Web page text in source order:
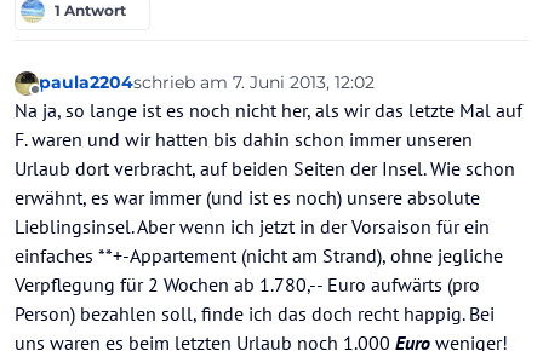
1 Antwort
Offline
paula2204schrieb am 7. Juni 2013, 12:02
zuletzt editiert von
Na ja, so lange ist es noch nicht her, als wir das letzte Mal auf
F. waren und wir hatten bis dahin schon immer unseren
Urlaub dort verbracht, auf beiden Seiten der Insel. Wie schon
erwähnt, es war immer (und ist es noch) unsere absolute
Lieblingsinsel. Aber wenn ich jetzt in der Vorsaison für ein
einfaches **+-Appartement (nicht am Strand), ohne jegliche
Verpflegung für 2 Wochen ab 1.780,-- Euro aufwärts (pro
Person) bezahlen soll, finde ich das doch recht happig. Bei
uns waren es beim letzten Urlaub noch 1.000 Euro weniger!